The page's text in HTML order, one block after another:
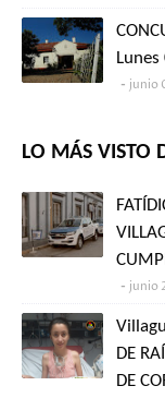
junio
LO MÁS VISTO
junio
DE
DE